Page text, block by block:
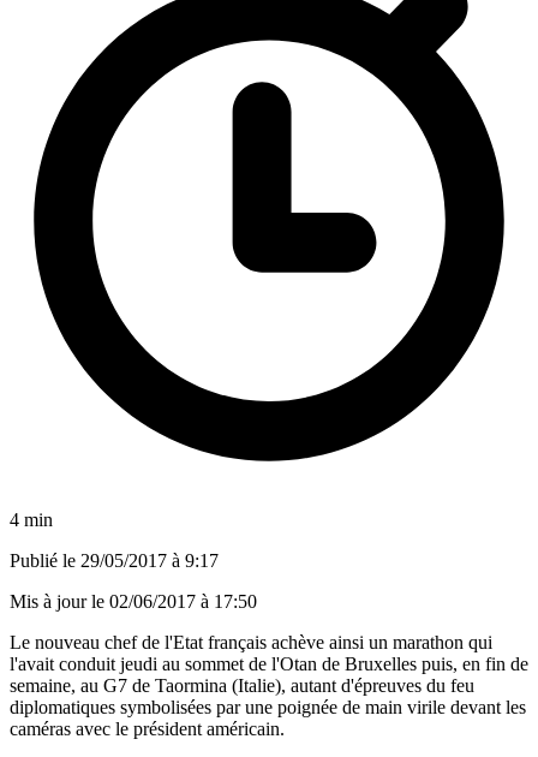
4 min
Publié le 29/05/2017 à 9:17
Mis à jour le 02/06/2017 à 17:50
Le nouveau chef de l'Etat français achève ainsi un marathon qui
l'avait conduit jeudi au sommet de l'Otan de Bruxelles puis, en fin de
semaine, au G7 de Taormina (Italie), autant d'épreuves du feu
diplomatiques symbolisées par une poignée de main virile devant les
caméras avec le président américain.